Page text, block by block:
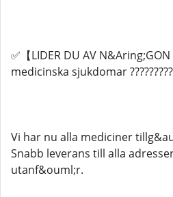
✅【LIDER DU AV
medicinska sjukdomar
Vi har nu alla mediciner
Snabb leverans till alla
utanf&ouml;r.